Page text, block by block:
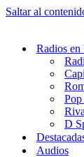
Saltar al
Radios
D
Audios